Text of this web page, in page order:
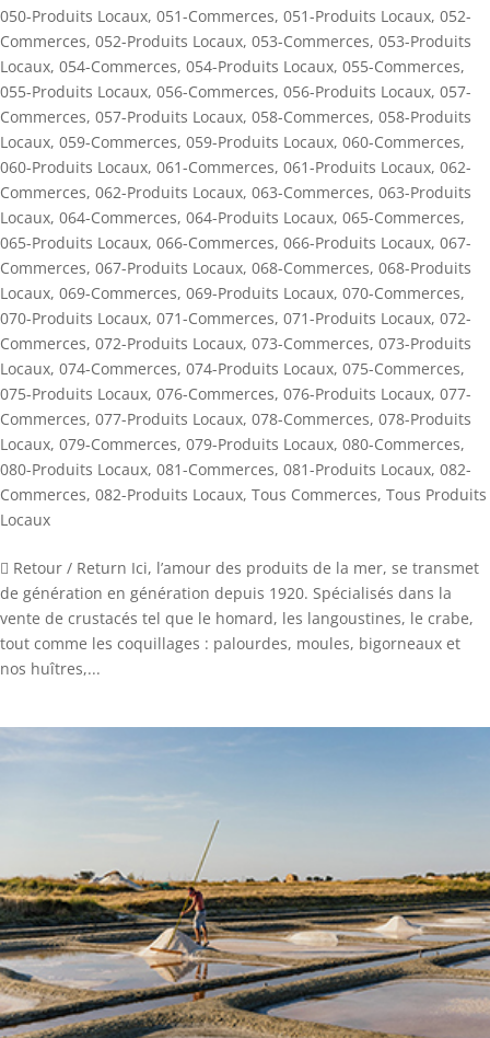
050-Produits Locaux, 051-Commerces, 051-Produits Locaux, 052-
Commerces, 052-Produits Locaux, 053-Commerces, 053-Produits
Locaux, 054-Commerces, 054-Produits Locaux, 055-Commerces,
055-Produits Locaux, 056-Commerces, 056-Produits Locaux, 057-
Commerces, 057-Produits Locaux, 058-Commerces, 058-Produits
Locaux, 059-Commerces, 059-Produits Locaux, 060-Commerces,
060-Produits Locaux, 061-Commerces, 061-Produits Locaux, 062-
Commerces, 062-Produits Locaux, 063-Commerces, 063-Produits
Locaux, 064-Commerces, 064-Produits Locaux, 065-Commerces,
065-Produits Locaux, 066-Commerces, 066-Produits Locaux, 067-
Commerces, 067-Produits Locaux, 068-Commerces, 068-Produits
Locaux, 069-Commerces, 069-Produits Locaux, 070-Commerces,
070-Produits Locaux, 071-Commerces, 071-Produits Locaux, 072-
Commerces, 072-Produits Locaux, 073-Commerces, 073-Produits
Locaux, 074-Commerces, 074-Produits Locaux, 075-Commerces,
075-Produits Locaux, 076-Commerces, 076-Produits Locaux, 077-
Commerces, 077-Produits Locaux, 078-Commerces, 078-Produits
Locaux, 079-Commerces, 079-Produits Locaux, 080-Commerces,
080-Produits Locaux, 081-Commerces, 081-Produits Locaux, 082-
Commerces, 082-Produits Locaux, Tous Commerces, Tous Produits
Locaux
 Retour / Return Ici, l’amour des produits de la mer, se transmet
de génération en génération depuis 1920. Spécialisés dans la
vente de crustacés tel que le homard, les langoustines, le crabe,
tout comme les coquillages : palourdes, moules, bigorneaux et
nos huîtres,...